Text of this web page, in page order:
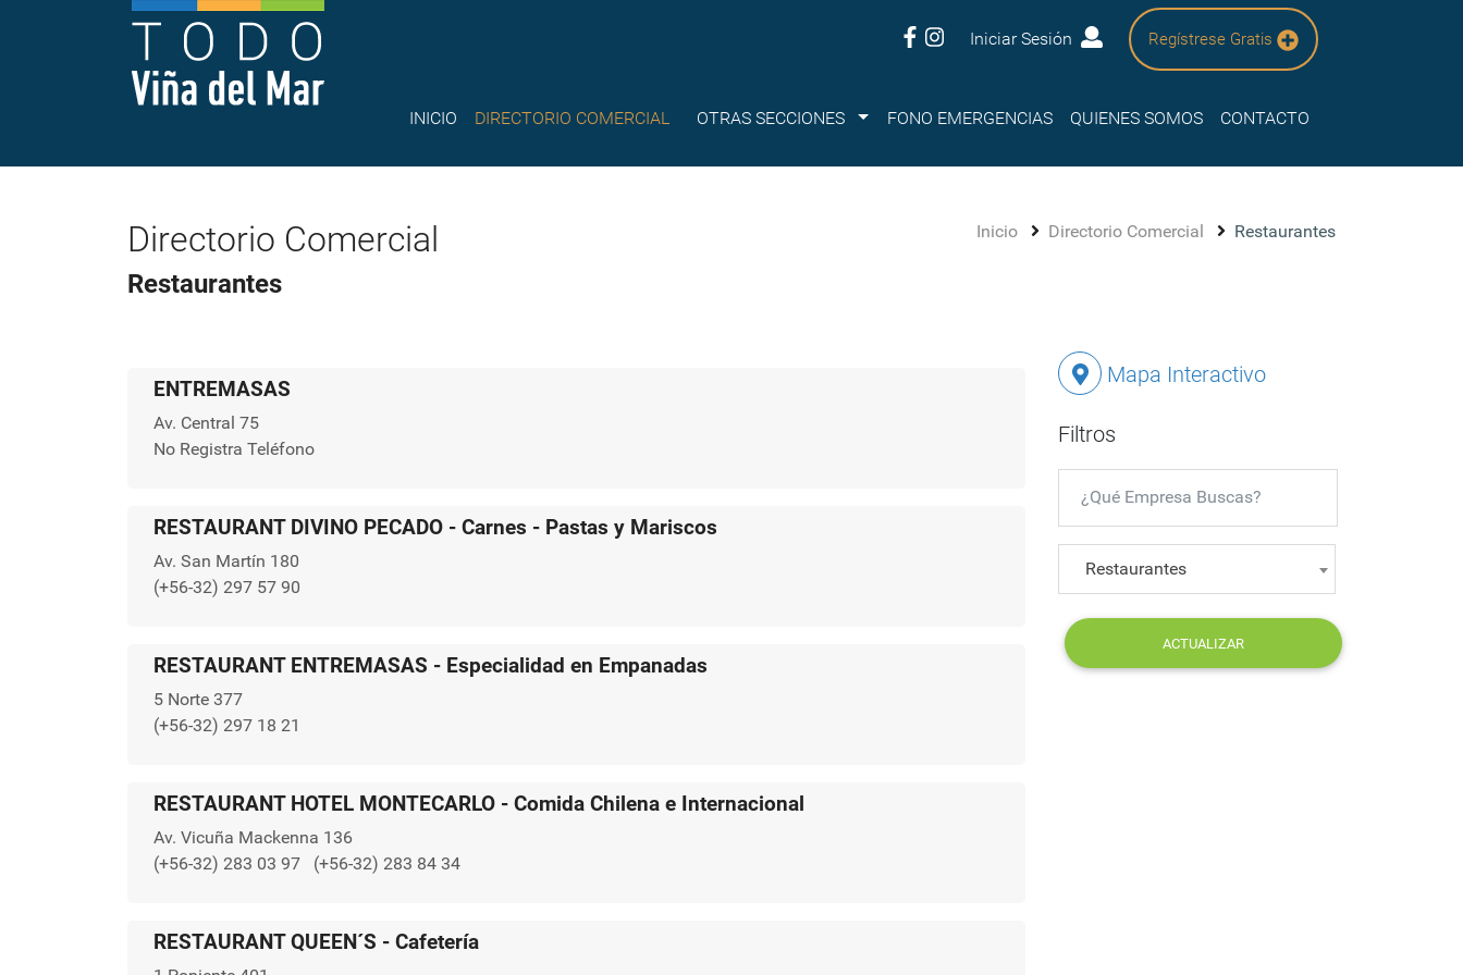
Iniciar Sesión Regístrese Gratis
INICIO DIRECTORIO COMERCIAL OTRAS SECCIONES Submenu
FONO EMERGENCIAS QUIENES SOMOS CONTACTO
Directorio Comercial
Restaurantes
Inicio Directorio Comercial Restaurantes
Mapa Interactivo
Filtros
Restaurantes
ACTUALIZAR
ENTREMASAS
Av. Central 75
No Registra Teléfono
RESTAURANT DIVINO PECADO - Carnes - Pastas y Mariscos
Av. San Martín 180
(+56-32) 297 57 90
RESTAURANT ENTREMASAS - Especialidad en Empanadas
5 Norte 377
(+56-32) 297 18 21
RESTAURANT HOTEL MONTECARLO - Comida Chilena e Internacional
Av. Vicuña Mackenna 136
(+56-32) 283 03 97
(+56-32) 283 84 34
RESTAURANT QUEEN´S - Cafetería